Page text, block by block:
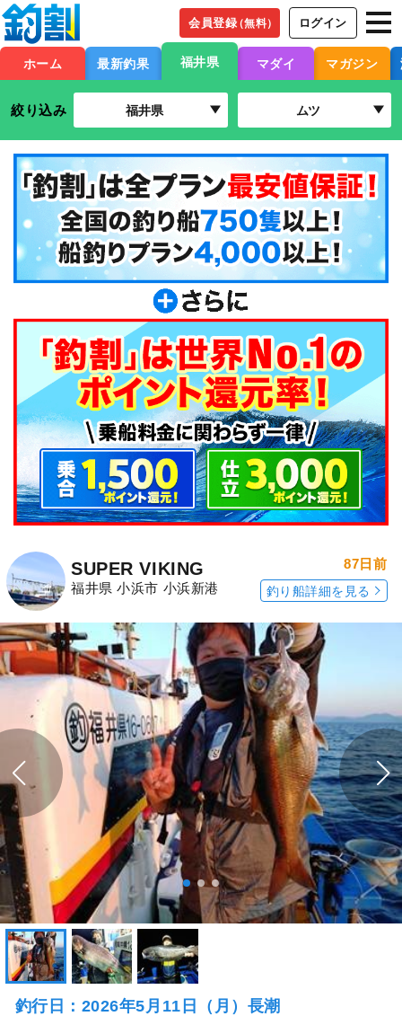
会員登録（無料） ログイン
ホーム 最新釣果 福井県 マダイ マガジン
絞り込み 福井県 ムツ
SUPER VIKING
福井県 小浜市 小浜新港
87日前
釣り船詳細を見る
釣行日：2026年5月11日（月）長潮